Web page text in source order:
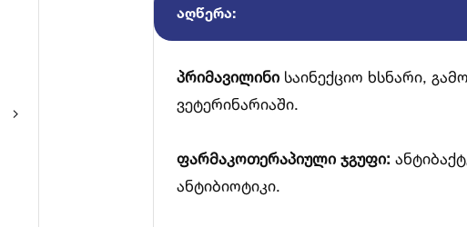
ᲐᲦᲬᲔᲠᲐ:
პრიმავილინი საინექციო ხსნარი,
ვეტერინარიაში.
ფარმაკოთერაპიული ჯგუფი:
ანტიბიოტიკი.